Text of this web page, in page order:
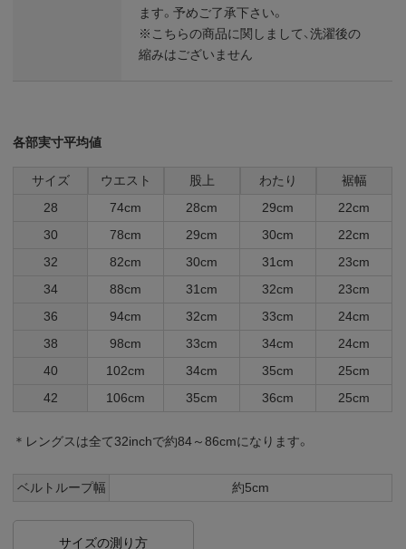
ます。予めご了承下さい。
※こちらの商品に関しまして、洗濯後の
縮みはございません
各部実寸平均値
サイズ ウエスト 股上 わたり
裾幅
28
74cm 28cm 29cm
22cm
30
78cm 29cm 30cm
22cm
32
82cm 30cm 31cm
23cm
34
88cm 31cm 32cm
23cm
36
94cm 32cm 33cm
24cm
38
98cm 33cm 34cm
24cm
40
102cm 34cm 35cm
25cm
42
106cm 35cm 36cm 25cm
＊レングスは全て32inchで約84～86cmになります。
ベルトループ幅 約5cm
サイズの測り方